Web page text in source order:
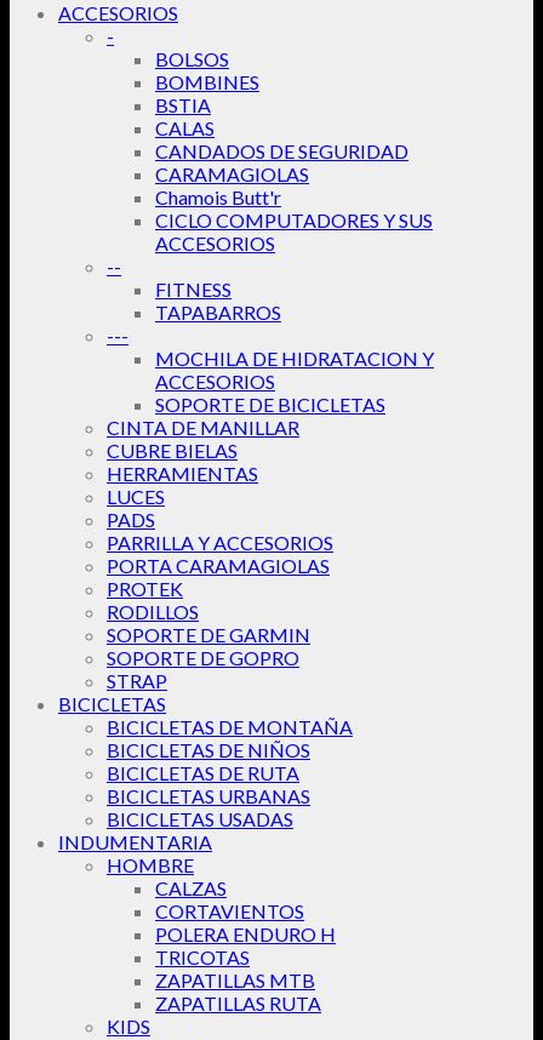
ACCESORIOS
-
BOLSOS
BOMBINES
BSTIA
CALAS
CANDADOS DE SEGURIDAD
CARAMAGIOLAS
Chamois Butt'r
CICLO COMPUTADORES Y SUS
ACCESORIOS
--
FITNESS
TAPABARROS
---
MOCHILA DE HIDRATACION Y
ACCESORIOS
SOPORTE DE BICICLETAS
CINTA DE MANILLAR
CUBRE BIELAS
HERRAMIENTAS
LUCES
PADS
PARRILLA Y ACCESORIOS
PORTA CARAMAGIOLAS
PROTEK
RODILLOS
SOPORTE DE GARMIN
SOPORTE DE GOPRO
STRAP
BICICLETAS
BICICLETAS DE MONTAÑA
BICICLETAS DE NIÑOS
BICICLETAS DE RUTA
BICICLETAS URBANAS
BICICLETAS USADAS
INDUMENTARIA
HOMBRE
CALZAS
CORTAVIENTOS
POLERA ENDURO H
TRICOTAS
ZAPATILLAS MTB
ZAPATILLAS RUTA
KIDS